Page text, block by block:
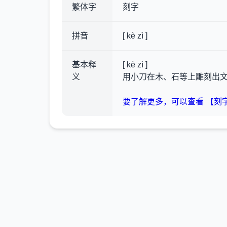
繁体字 刻字
拼音 [ kè zì ]
基本释
义
[ kè zì ]
用小刀在木、石等上雕刻出文
要了解更多，可以查看 【刻